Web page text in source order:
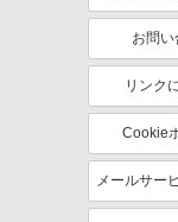
お問い
リンク
Cookie
メールサー